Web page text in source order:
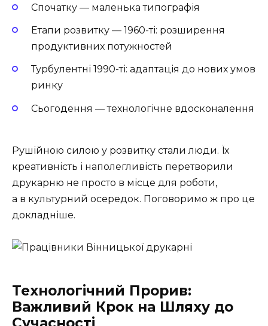
Спочатку — маленька типографія
Етапи розвитку — 1960-ті: розширення
продуктивних потужностей
Турбулентні 1990-ті: адаптація до нових умов
ринку
Сьогодення — технологічне вдосконалення
Рушійною силою у розвитку стали люди. Їх
креативність і наполегливість перетворили
друкарню не просто в місце для роботи,
а в культурний осередок. Поговоримо ж про це
докладніше.
Технологічний Прорив:
Важливий Крок на Шляху до